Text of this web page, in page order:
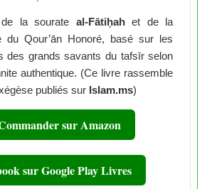
de la sourate al-Fātiḥahet de la
du Qour’ān Honoré, basé sur les
des grands savants du tafsīr selon
authentique. (Ce livre rassemble
publiés sur Islam.ms)
sur Amazon
sur Google Play Livres